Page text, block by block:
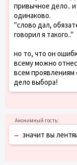
привычное дело..
одинаково.
"слово дал,
говорил я такого.."
но то, что он
всему можно
всем проявлениям
дело выбора!
– значит вы